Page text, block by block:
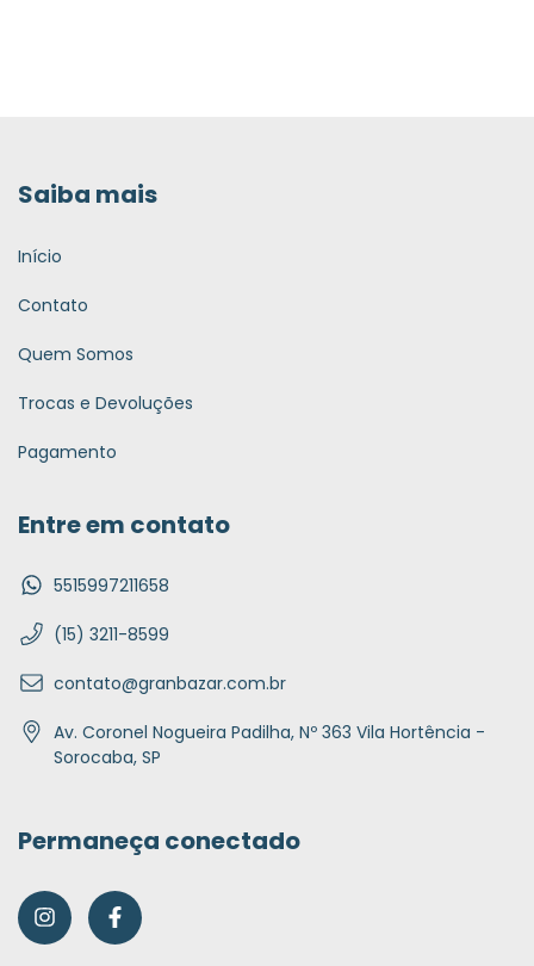
Saiba mais
Início
Contato
Quem Somos
Trocas e Devoluções
Pagamento
Entre em contato
5515997211658
(15) 3211-8599
contato@granbazar.com.br
Av. Coronel Nogueira Padilha, Nº 363 Vila Hortência -
Sorocaba, SP
Permaneça conectado